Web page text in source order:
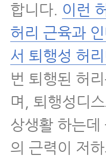
- 허리통증,
되는 이유
- 만성요통(
이유
- 만성요통(
가지
- 만성허리
합니다. 이런
허리 근육과
서 퇴행성 허
번 퇴행된 허
며, 퇴행성디
상생활 하는
의 근력이 저